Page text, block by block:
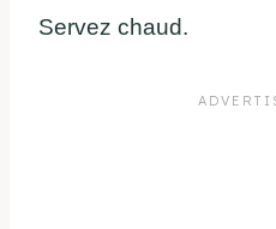
Servez chaud.